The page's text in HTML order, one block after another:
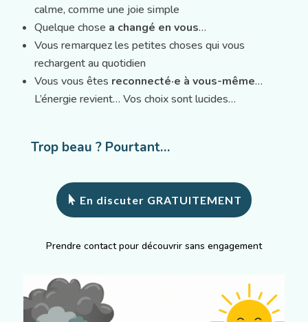
calme, comme une joie simple
Quelque chose a changé en vous…
Vous remarquez les petites choses qui vous
rechargent au quotidien
Vous vous êtes reconnecté·e à vous-même…
L’énergie revient… Vos choix sont lucides…
Trop beau ? Pourtant…
En discuter GRATUITEMENT
Prendre contact pour découvrir sans engagement